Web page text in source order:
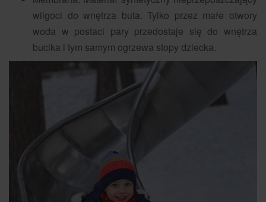
wilgoci do wnętrza buta. Tylko przez małe otwory
woda w postaci pary przedostaje się do wnętrza
bucika i tym samym ogrzewa stopy dziecka.